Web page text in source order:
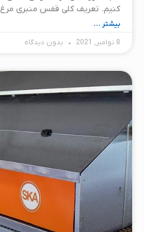
کنیم. تعریف کلی قفس منبری مرغ
بیشتر ...
8 نوامبر, 2021
بدون دیدگاه